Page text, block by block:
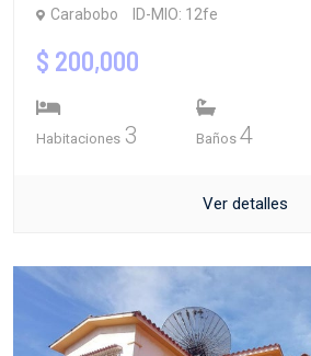
Carabobo ID-MIO: 12fe
$ 200,000
Habitaciones 3 Baños 4
Ver detalles